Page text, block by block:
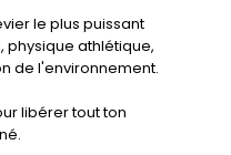
le plus puissant
athlétique,
de l'environnement.
libérer tout ton